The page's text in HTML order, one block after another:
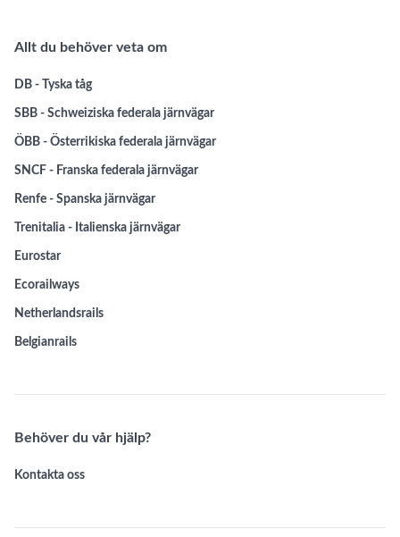
Allt du behöver veta om
DB - Tyska tåg
SBB - Schweiziska federala järnvägar
ÖBB - Österrikiska federala järnvägar
SNCF - Franska federala järnvägar
Renfe - Spanska järnvägar
Trenitalia - Italienska järnvägar
Eurostar
Ecorailways
Netherlandsrails
Belgianrails
Behöver du vår hjälp?
Kontakta oss